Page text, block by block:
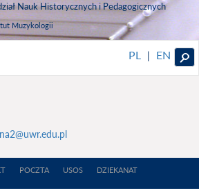
Nauk Historycznych i Pedagogicznych
Muzykologii
PL | EN
POCZTA USOS DZIEKANAT